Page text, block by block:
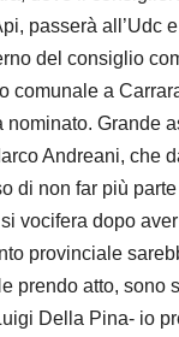
passerà all’Udc e
del consiglio
comunale a
nominato. Grande
Andreani, che
di non far più
vocifera dopo
provinciale
prendo atto, sono
Della Pina- io